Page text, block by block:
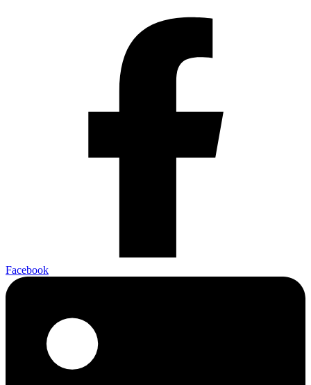
Facebook